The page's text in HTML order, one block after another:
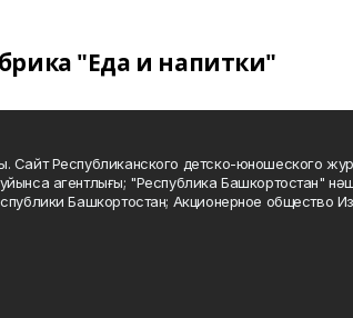
"Еда и напитки"
Сайт Республиканского детско-юношеского
агентлығы; "Республика Башкортостан"
Башкортостан; Акционерное общество